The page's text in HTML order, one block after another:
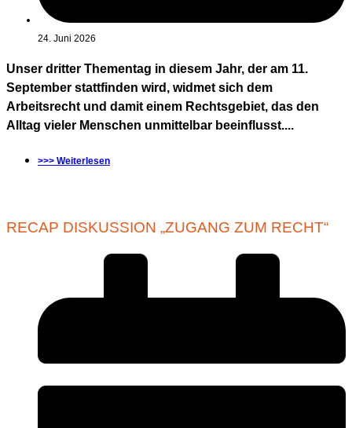
24. Juni 2026
Unser dritter Thementag in diesem Jahr, der am 11.
September stattfinden wird, widmet sich dem
Arbeitsrecht und damit einem Rechtsgebiet, das den
Alltag vieler Menschen unmittelbar beeinflusst....
>>> Weiterlesen
RECAP DISKUSSION „ZUGANG ZUM RECHT“